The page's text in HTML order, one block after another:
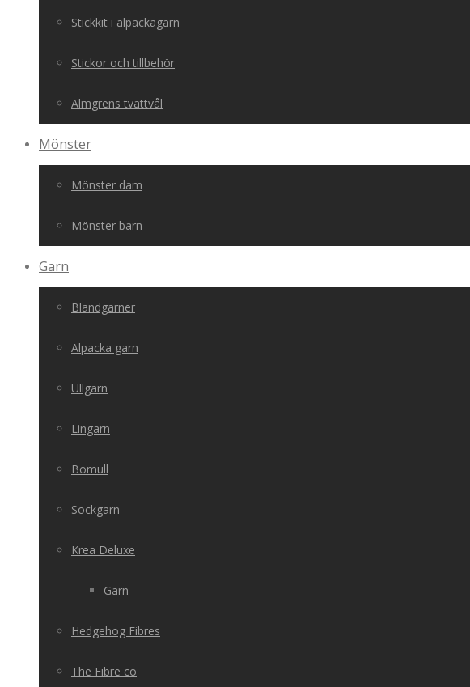
Stickkit i alpackagarn
Stickor och tillbehör
Almgrens tvättvål
Mönster
Mönster dam
Mönster barn
Garn
Blandgarner
Alpacka garn
Ullgarn
Lingarn
Bomull
Sockgarn
Krea Deluxe
Garn
Hedgehog Fibres
The Fibre co